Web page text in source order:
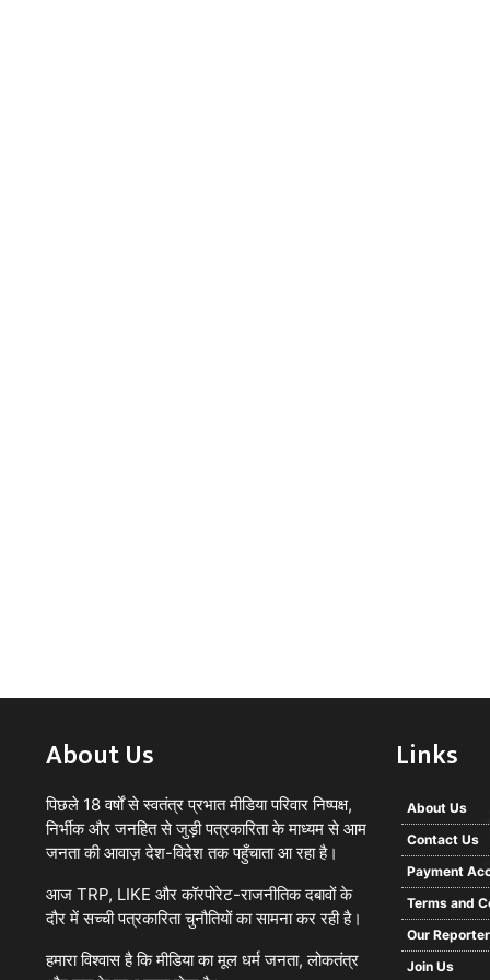
About Us
पिछले 18 वर्षों से स्वतंत्र प्रभात मीडिया परिवार निष्पक्ष,
निर्भीक और जनहित से जुड़ी पत्रकारिता के माध्यम से आम
जनता की आवाज़ देश-विदेश तक पहुँचाता आ रहा है।
आज TRP, LIKE और कॉरपोरेट-राजनीतिक दबावों के
दौर में सच्ची पत्रकारिता चुनौतियों का सामना कर रही है।
हमारा विश्वास है कि मीडिया का मूल धर्म जनता, लोकतंत्र
Links
About Us
Contact Us
Payment
Terms and
Our
Join Us